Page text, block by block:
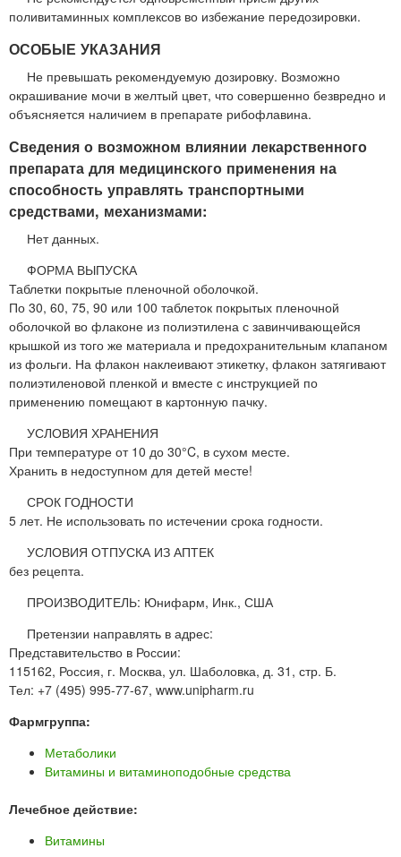
поливитаминных комплексов во избежание передозировки.
ОСОБЫЕ УКАЗАНИЯ
Не превышать рекомендуемую дозировку. Возможно
окрашивание мочи в желтый цвет, что совершенно безвредно и
объясняется наличием в препарате рибофлавина.
Сведения о возможном влиянии лекарственного
препарата для медицинского применения на
способность управлять транспортными
средствами, механизмами:
Нет данных.
ФОРМА ВЫПУСКА
Таблетки покрытые пленочной оболочкой.
По 30, 60, 75, 90 или 100 таблеток покрытых пленочной
оболочкой во флаконе из полиэтилена с завинчивающейся
крышкой из того же материала и предохранительным клапаном
из фольги. На флакон наклеивают этикетку, флакон затягивают
полиэтиленовой пленкой и вместе с инструкцией по
применению помещают в картонную пачку.
УСЛОВИЯ ХРАНЕНИЯ
При температуре от 10 до 30°C, в сухом месте.
Хранить в недоступном для детей месте!
СРОК ГОДНОСТИ
5 лет. Не использовать по истечении срока годности.
УСЛОВИЯ ОТПУСКА ИЗ АПТЕК
без рецепта.
ПРОИЗВОДИТЕЛЬ: Юнифарм, Инк., США
Претензии направлять в адрес:
Представительство в России:
115162, Россия, г. Москва, ул. Шаболовка, д. 31, стр. Б.
Тел: +7 (495) 995-77-67, www.unipharm.ru
Фармгруппа:
Метаболики
Витамины и витаминоподобные средства
Лечебное действие:
Витамины